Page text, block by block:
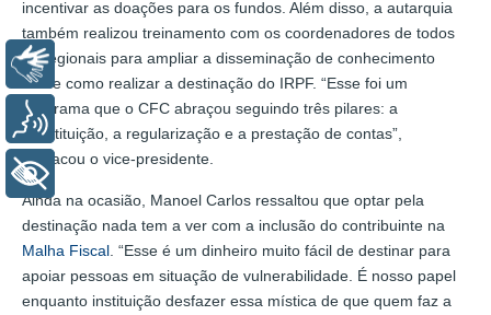
incentivar as doações para os fundos. Além disso, a autarquia
também realizou treinamento com os coordenadores de todos
os regionais para ampliar a disseminação de conhecimento
sobre como realizar a destinação do IRPF. “Esse foi um
programa que o CFC abraçou seguindo três pilares: a
constituição, a regularização e a prestação de contas”,
destacou o vice-presidente.
Ainda na ocasião, Manoel Carlos ressaltou que optar pela
destinação nada tem a ver com a inclusão do contribuinte na
Malha Fiscal . “Esse é um dinheiro muito fácil de destinar para
apoiar pessoas em situação de vulnerabilidade. É nosso papel
enquanto instituição desfazer essa mística de que quem faz a
Libras
Voz
+ Acessibilidade